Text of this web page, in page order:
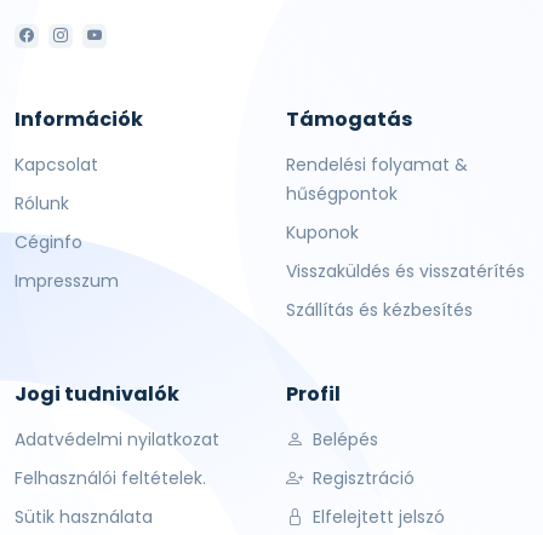
Információk
Kapcsolat
Rólunk
Céginfo
Impresszum
Támogatás
Rendelési folyamat &
hűségpontok
Kuponok
Visszaküldés és visszatérítés
Szállítás és kézbesítés
Jogi tudnivalók
Adatvédelmi nyilatkozat
Felhasználói feltételek.
Sütik használata
Profil
Belépés
Regisztráció
Elfelejtett jelszó